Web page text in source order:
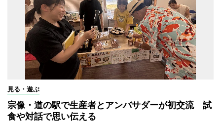
見る・遊ぶ
宗像・道の駅で生産者とアンバサダーが初交流 試
食や対話で思い伝える